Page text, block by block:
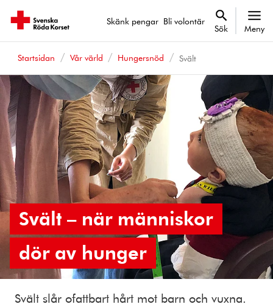
Skänk pengar Bli volontär
Sök Meny
Startsidan Vår värld Hungersnöd Svält
Svält – när människor
dör av hunger
Svält slår ofattbart hårt mot barn och vuxna.